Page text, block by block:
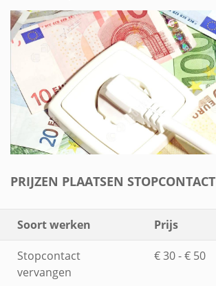
PRIJZEN PLAATSEN STOPCONTACT
Soort werken Prijs
Stopcontact
vervangen
€ 30 - € 50